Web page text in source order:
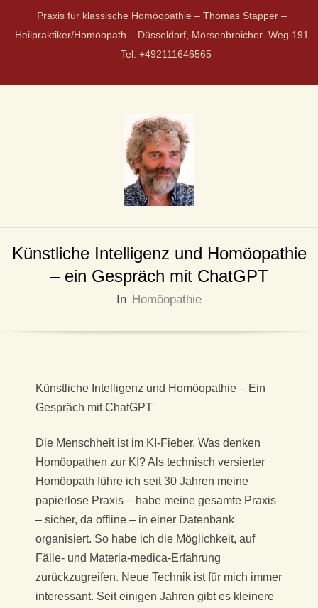
Praxis für klassische Homöopathie – Thomas Stapper –
Heilpraktiker/Homöopath – Düsseldorf, Mörsenbroicher Weg 191
– Tel: +492111646565
P
R
X
Künstliche Intelligenz und Homöopathie
– ein Gespräch mit ChatGPT
In Homöopathie
Künstliche Intelligenz und Homöopathie – Ein
Gespräch mit ChatGPT
Die Menschheit ist im KI-Fieber. Was denken
Homöopathen zur KI? Als technisch versierter
Homöopath führe ich seit 30 Jahren meine
papierlose Praxis – habe meine gesamte Praxis
– sicher, da offline – in einer Datenbank
organisiert. So habe ich die Möglichkeit, auf
Fälle- und Materia-medica-Erfahrung
zurückzugreifen. Neue Technik ist für mich immer
interessant. Seit einigen Jahren gibt es kleinere